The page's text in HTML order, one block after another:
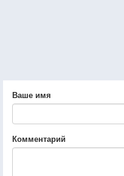
Ваше имя
Комментарий